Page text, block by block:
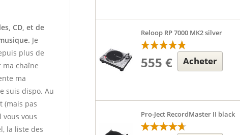
CD, et de
Je
plus de
ma chaîne
ma
suis dispo. Au
(mais pas
vous vous
la liste des
Reloop RP 7000 MK2 silver
555 € Acheter
Pro-Ject RecordMaster II black